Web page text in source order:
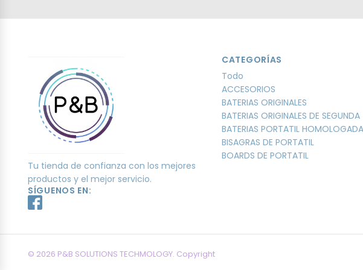
Tu tienda de confianza con los mejores
productos y el mejor servicio.
SÍGUENOS EN:
CATEGORÍAS
Todo
ACCESORIOS
BATERIAS ORIGINALES
BATERIAS ORIGINALES DE SEGUNDA
BATERIAS PORTATIL
BISAGRAS DE PORTATIL
BOARDS DE PORTATIL
© 2026 P&B SOLUTIONS TECHMOLOGY. Copyright